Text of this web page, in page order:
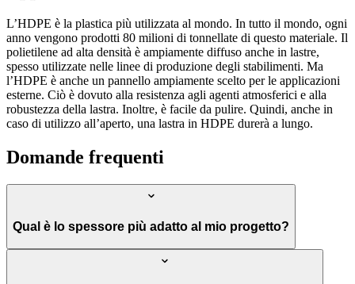
L’HDPE è la plastica più utilizzata al mondo. In tutto il mondo, ogni
anno vengono prodotti 80 milioni di tonnellate di questo materiale. Il
polietilene ad alta densità è ampiamente diffuso anche in lastre,
spesso utilizzate nelle linee di produzione degli stabilimenti. Ma
l’HDPE è anche un pannello ampiamente scelto per le applicazioni
esterne. Ciò è dovuto alla resistenza agli agenti atmosferici e alla
robustezza della lastra. Inoltre, è facile da pulire. Quindi, anche in
caso di utilizzo all’aperto, una lastra in HDPE durerà a lungo.
Domande frequenti
Qual è lo spessore più adatto al mio progetto?